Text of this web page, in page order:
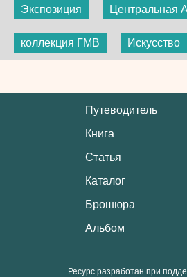
Экспозиция Центральная
коллекция ГМВ Искусство
Путеводитель
Книга
Статья
Каталог
Брошюра
Альбом
Ресурс разработан при